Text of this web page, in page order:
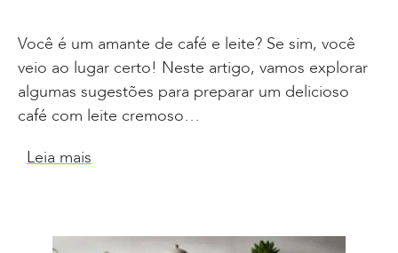
Você é um amante de café e leite? Se sim, você
veio ao lugar certo! Neste artigo, vamos explorar
algumas sugestões para preparar um delicioso
café com leite cremoso…
Leia mais